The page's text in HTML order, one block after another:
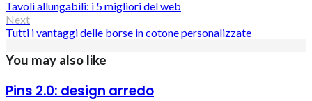
Tavoli allungabili: i 5 migliori del web
Next
Tutti i vantaggi delle borse in cotone personalizzate
You may also like
Pins 2.0: design arredo